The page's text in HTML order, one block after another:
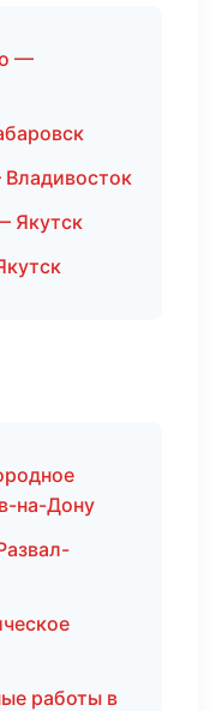
—
Якутск
на-Дону
работы в